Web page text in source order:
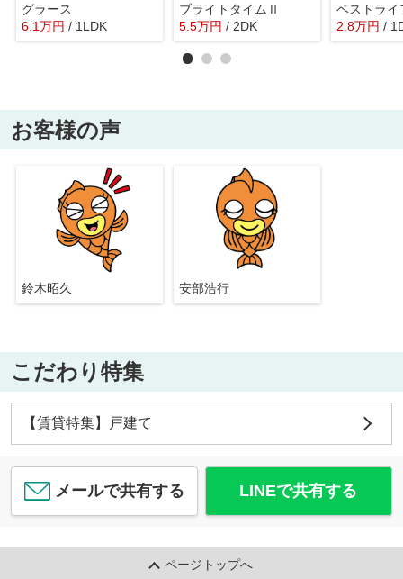
グラース
6.1万円 / 1LDK
ブライトタイムⅡ
5.5万円 / 2DK
ベストライ
2.8万円 /
お客様の声
鈴木昭久 安部浩行
こだわり特集
【賃貸特集】戸建て
メールで共有する LINEで共有する
ページトップへ